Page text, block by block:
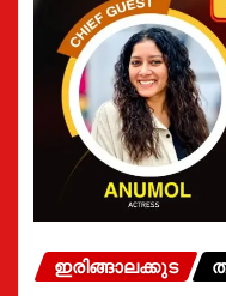
ഇരിങ്ങാലക്കുട